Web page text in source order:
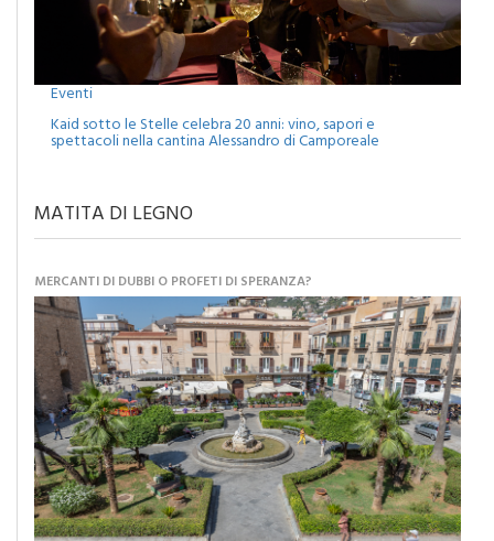
Eventi
Kaid sotto le Stelle celebra 20 anni: vino, sapori e
spettacoli nella cantina Alessandro di Camporeale
MATITA DI LEGNO
MERCANTI DI DUBBI O PROFETI DI SPERANZA?